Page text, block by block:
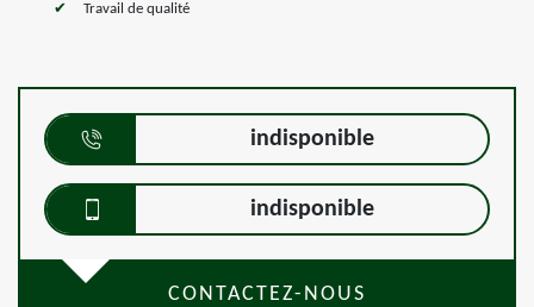
Travail de qualité
indisponible
indisponible
CONTACTEZ-NOUS